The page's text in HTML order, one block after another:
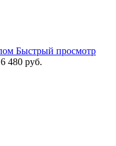
Быстрый просмотр
6 480 руб.